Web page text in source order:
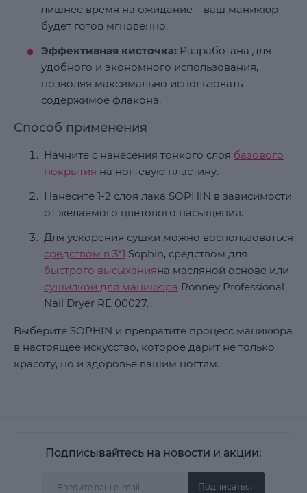
лишнее время на ожидание – ваш маникюр
будет готов мгновенно.
Эффективная кисточка: Разработана для
удобного и экономного использования,
позволяя максимально использовать
содержимое флакона.
Способ применения
Начните с нанесения тонкого слоя базового
покрытия на ногтевую пластину.
Нанесите 1-2 слоя лака SOPHIN в зависимости
от желаемого цветового насыщения.
Для ускорения сушки можно воспользоваться
средством в 3*1 Sophin, средством для
быстрого высыханияна масляной основе или
сушилкой для маникюра Ronney Professional
Nail Dryer RE 00027.
Выберите SOPHIN и превратите процесс маникюра
в настоящее искусство, которое дарит не только
красоту, но и здоровье вашим ногтям.
Подписывайтесь на новости и акции:
Подписаться